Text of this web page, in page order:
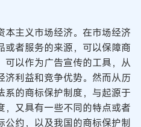
本主义市场经济。在市场经济
或者服务的来源，可以保障商
可以作为广告宣传的工具，从
济利益和竞争优势。然而从历
系的商标保护制度，与起源于
，又具有一些不同的特点或者
公约，以及我国的商标保护制